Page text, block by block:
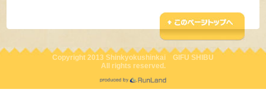
Copyright 2013 Shinkyokushinkai GIFU SHIBU
All rights reserved.